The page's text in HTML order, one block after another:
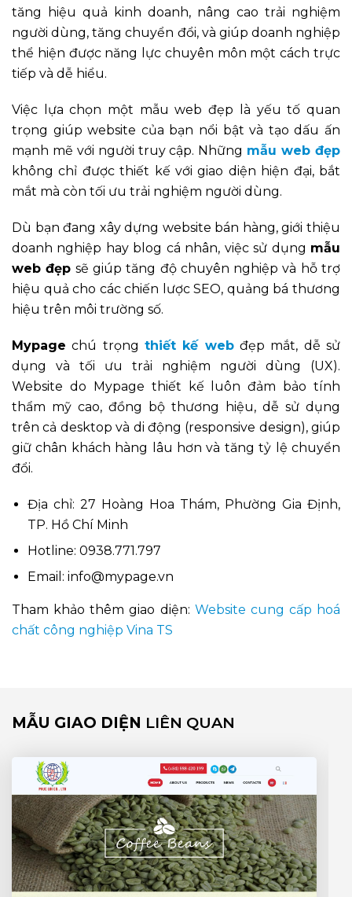
tăng hiệu quả kinh doanh, nâng cao trải nghiệm
người dùng, tăng chuyển đổi, và giúp doanh nghiệp
thể hiện được năng lực chuyên môn một cách trực
tiếp và dễ hiểu.
Việc lựa chọn một mẫu web đẹp là yếu tố quan
trọng giúp website của bạn nổi bật và tạo dấu ấn
mạnh mẽ với người truy cập. Những mẫu web đẹp
không chỉ được thiết kế với giao diện hiện đại, bắt
mắt mà còn tối ưu trải nghiệm người dùng.
Dù bạn đang xây dựng website bán hàng, giới thiệu
doanh nghiệp hay blog cá nhân, việc sử dụng mẫu
web đẹp sẽ giúp tăng độ chuyên nghiệp và hỗ trợ
hiệu quả cho các chiến lược SEO, quảng bá thương
hiệu trên môi trường số.
Mypage chú trọng thiết kế webđẹp mắt, dễ sử
dụng và tối ưu trải nghiệm người dùng (UX).
Website do Mypage thiết kế luôn đảm bảo tính
thẩm mỹ cao, đồng bộ thương hiệu, dễ sử dụng
trên cả desktop và di động (responsive design), giúp
giữ chân khách hàng lâu hơn và tăng tỷ lệ chuyển
đổi.
Địa chỉ: 27 Hoàng Hoa Thám, Phường Gia Định,
TP. Hồ Chí Minh
Hotline: 0938.771.797
Email: info@mypage.vn
Tham khảo thêm giao diện: Website cung cấp hoá
chất công nghiệp Vina TS
MẪU GIAO DIỆN LIÊN QUAN